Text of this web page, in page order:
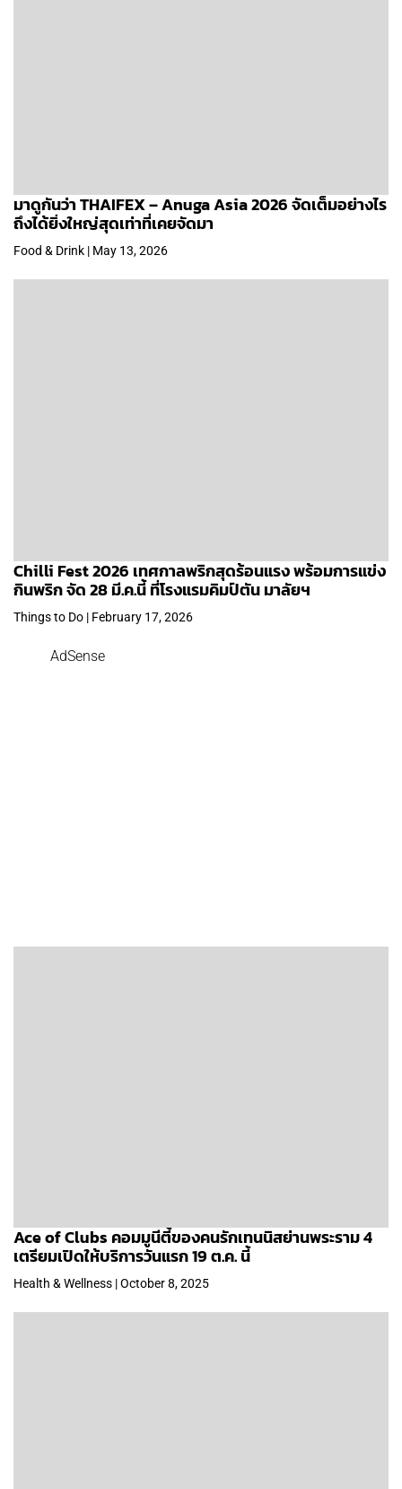
มาดูกันว่า THAIFEX – Anuga Asia 2026 จัดเต็มอย่างไร
ถึงได้ยิ่งใหญ่สุดเท่าที่เคยจัดมา
Food & Drink | May 13, 2026
Chilli Fest 2026 เทศกาลพริกสุดร้อนแรง พร้อมการแข่ง
กินพริก จัด 28 มี.ค.นี้ ที่โรงแรมคิมป์ตัน มาลัยฯ
Things to Do | February 17, 2026
AdSense
Ace of Clubs คอมมูนีตี้ของคนรักเทนนิสย่านพระราม 4
เตรียมเปิดให้บริการวันแรก 19 ต.ค. นี้
Health & Wellness | October 8, 2025